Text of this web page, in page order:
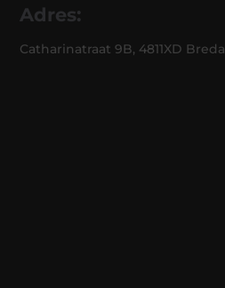
Adres:
Catharinatraat 9B, 4811XD Breda